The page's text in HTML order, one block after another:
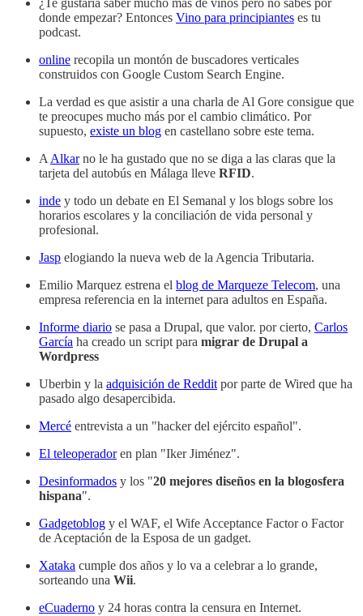
donde empezar? Entonces Vino para principiantes es tu
podcast.
online recopila un montón de buscadores verticales
construidos con Google Custom Search Engine.
La verdad es que asistir a una charla de Al Gore consigue que
te preocupes mucho más por el cambio climático. Por
supuesto, existe un blog en castellano sobre este tema.
A Alkarno le ha gustado que no se diga a las claras que la
tarjeta del autobús en Málaga lleve RFID.
inde y todo un debate en El Semanal y los blogs sobre los
horarios escolares y la conciliación de vida personal y
profesional.
Jasp elogiando la nueva web de la Agencia Tributaria.
Emilio Marquez estrena el blog de Marqueze Telecom, una
empresa referencia en la internet para adultos en España.
Informe diario se pasa a Drupal, que valor. por cierto, Carlos
García ha creado un script para migrar de Drupal a
Wordpress
Uberbin y la adquisición de Reddit por parte de Wired que ha
pasado algo desapercibida.
Mercé entrevista a un "hacker del ejército español".
El teleoperadoren plan "Iker Jiménez".
Desinformados y los "20 mejores diseños en la blogosfera
hispana".
Gadgetoblog y el WAF, el Wife Acceptance Factor o Factor
de Aceptación de la Esposa de un gadget.
Xataka cumple dos años y lo va a celebrar a lo grande,
sorteando una Wii.
eCuaderno y 24 horas contra la censura en Internet.